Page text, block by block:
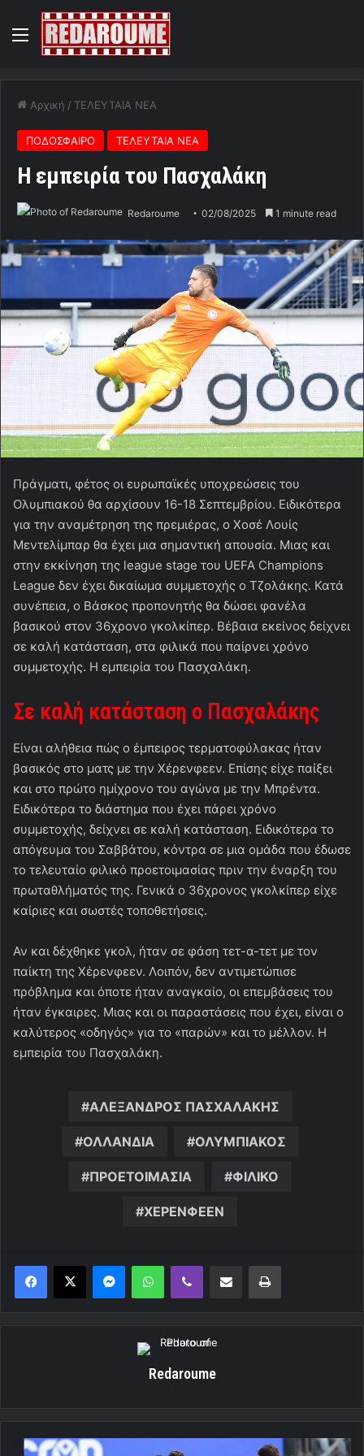
Menu
Αρχική / ΤΕΛΕΥΤΑΙΑ ΝΕΑ
ΠΟΔΟΣΦΑΙΡΟ ΤΕΛΕΥΤΑΙΑ ΝΕΑ
Η εμπειρία του Πασχαλάκη
Redaroume 02/08/2025 1 minute read
Πράγματι, φέτος οι ευρωπαϊκές υποχρεώσεις του
Ολυμπιακού θα αρχίσουν 16-18 Σεπτεμβρίου. Ειδικότερα
για την αναμέτρηση της πρεμιέρας, ο Χοσέ Λουίς
Μεντελίμπαρ θα έχει μια σημαντική απουσία. Μιας και
στην εκκίνηση της league stage του UEFA Champions
League δεν έχει δικαίωμα συμμετοχής ο Τζολάκης. Κατά
συνέπεια, ο Βάσκος προπονητής θα δώσει φανέλα
βασικού στον 36χρονο γκολκίπερ. Βέβαια εκείνος δείχνει
σε καλή κατάσταση, στα φιλικά που παίρνει χρόνο
συμμετοχής. Η εμπειρία του Πασχαλάκη.
Σε καλή κατάσταση ο Πασχαλάκης
Είναι αλήθεια πώς ο έμπειρος τερματοφύλακας ήταν
βασικός στο ματς με την Χέρενφεεν. Επίσης είχε παίξει
και στο πρώτο ημίχρονο του αγώνα με την Μπρέντα.
Ειδικότερα το διάστημα που έχει πάρει χρόνο
συμμετοχής, δείχνει σε καλή κατάσταση. Ειδικότερα το
απόγευμα του Σαββάτου, κόντρα σε μια ομάδα που έδωσε
το τελευταίο φιλικό προετοιμασίας πριν την έναρξη του
πρωταθλήματός της. Γενικά ο 36χρονος γκολκίπερ είχε
καίριες και σωστές τοποθετήσεις.
Αν και δέχθηκε γκολ, ήταν σε φάση τετ-α-τετ με τον
παίκτη της Χέρενφεεν. Λοιπόν, δεν αντιμετώπισε
πρόβλημα και όποτε ήταν αναγκαίο, οι επεμβάσεις του
ήταν έγκαιρες. Μιας και οι παραστάσεις που έχει, είναι ο
καλύτερος «οδηγός» για το «παρών» και το μέλλον. Η
εμπειρία του Πασχαλάκη.
ΑΛΕΞΑΝΔΡΟΣ ΠΑΣΧΑΛΑΚΗΣ
ΟΛΛΑΝΔΙΑ ΟΛΥΜΠΙΑΚΟΣ
ΠΡΟΕΤΟΙΜΑΣΙΑ ΦΙΛΙΚΟ
ΧΕΡΕΝΦΕΕΝ
MessengerWhatsAppViber Κοινοποίηση μέσω ηλεκτρονικού ταχυδρομείουΕκτύπωση
Redaroume
Τα